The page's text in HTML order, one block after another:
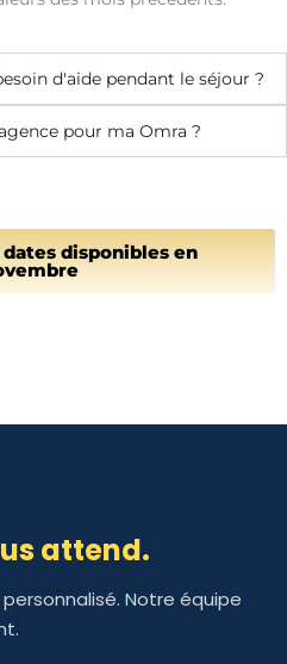
d'aide pendant le séjour ?
pour ma Omra ?
disponibles en
attend.
Notre équipe